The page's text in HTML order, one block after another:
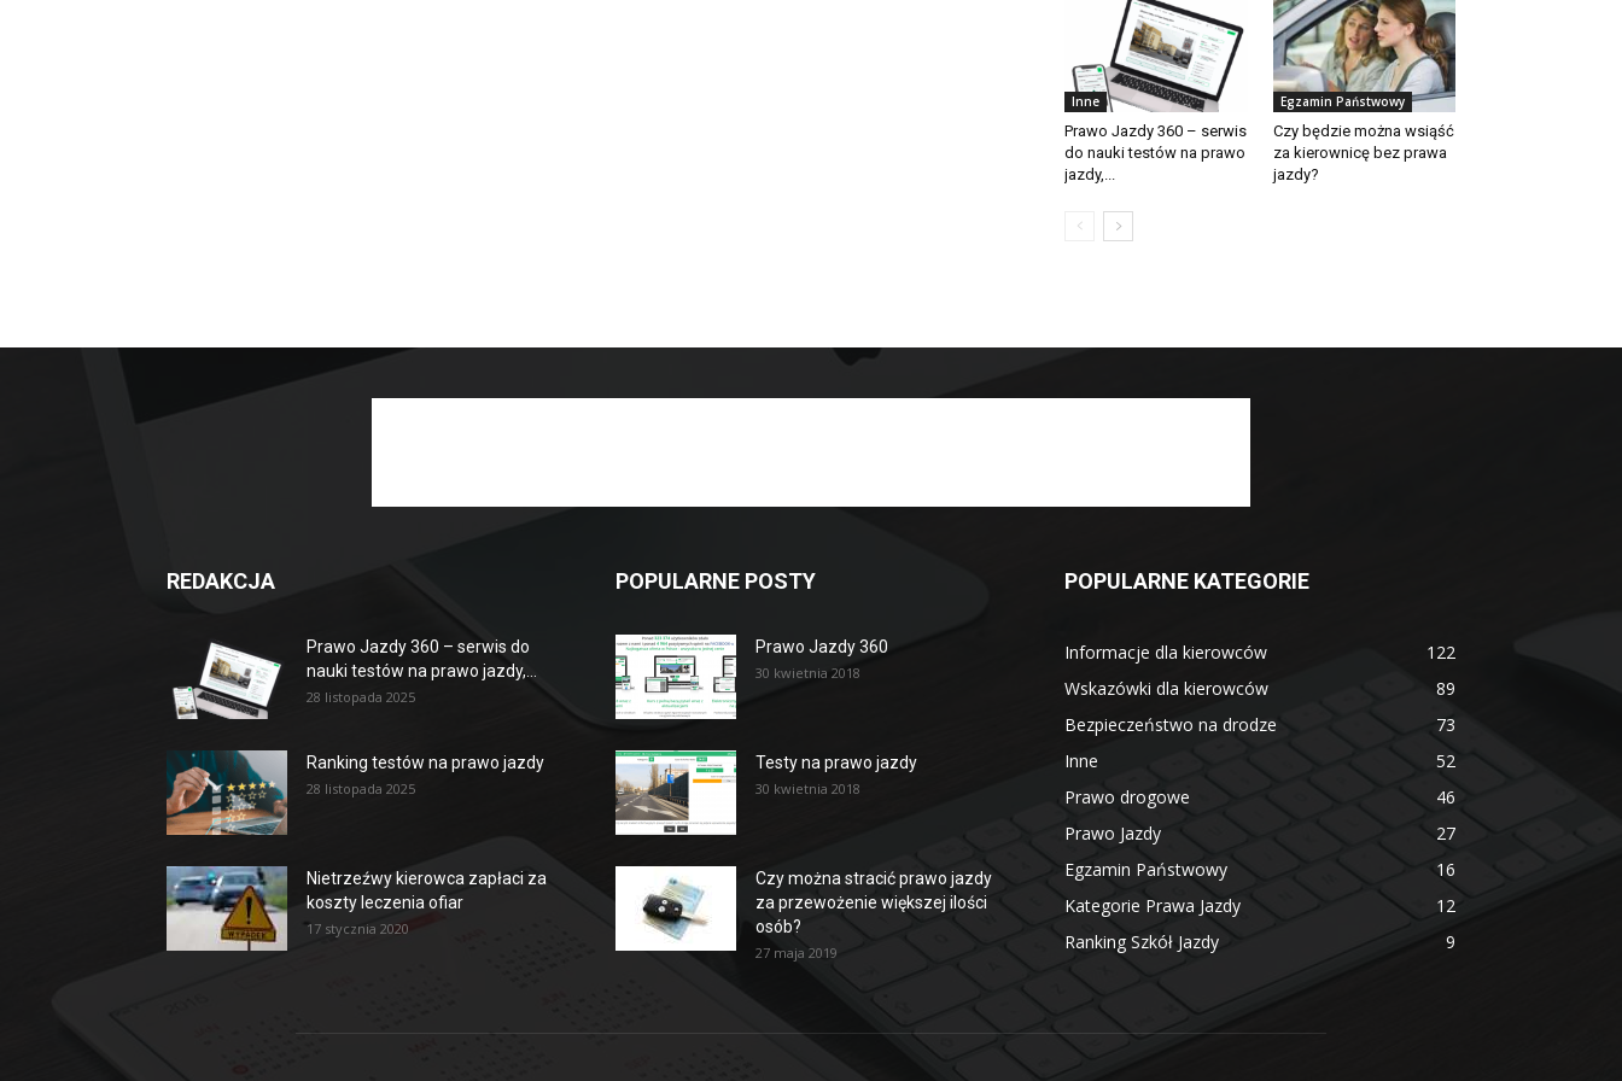
Inne
Prawo Jazdy 360 – serwis
do nauki testów na prawo
jazdy,...
Egzamin Państwowy
Czy będzie można wsiąść
za kierownicę bez prawa
jazdy?
REDAKCJA
Prawo Jazdy 360 – serwis do
nauki testów na prawo jazdy,...
28 listopada 2025
Ranking testów na prawo jazdy
28 listopada 2025
Nietrzeźwy kierowca zapłaci za
koszty leczenia ofiar
17 stycznia 2020
POPULARNE POSTY
Prawo Jazdy 360
30 kwietnia 2018
Testy na prawo jazdy
30 kwietnia 2018
Czy można stracić prawo jazdy
za przewożenie większej ilości
osób?
27 maja 2019
POPULARNE KATEGORIE
Informacje dla kierowców
122
Wskazówki dla kierowców
89
Bezpieczeństwo na drodze
73
Inne
52
Prawo drogowe
46
Prawo Jazdy
27
Egzamin Państwowy
16
Kategorie Prawa Jazdy
12
Ranking Szkół Jazdy
9